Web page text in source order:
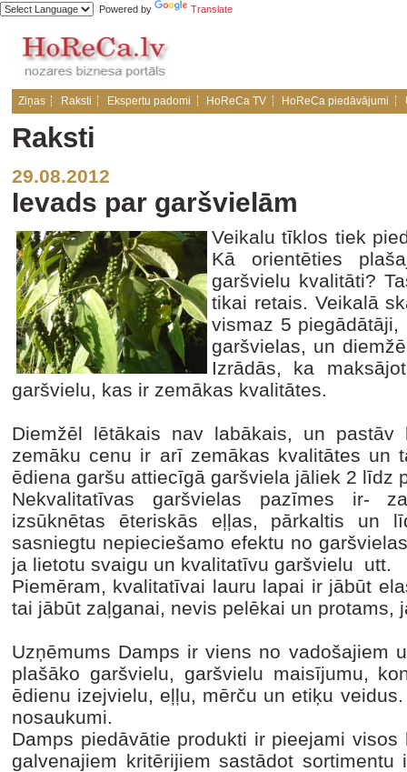
Powered by Translate
Ziņas Raksti Ekspertu padomi HoReCa TV HoReCa piedāvājumi
Raksti
29.08.2012
Ievads par garšvielām
Veikalu tīklos tiek
Kā orientēties
garšvielu kvalitāti?
tikai retais. Veikalā
vismaz 5
garšvielas, un
Izrādās, ka
garšvielu, kas ir zemākas kvalitātes.
Diemžēl lētākais nav labākais, un
zemāku cenu ir arī zemākas kvalitātes un
ēdiena garšu attiecīgā garšviela jāliek 2 līdz
Nekvalitatīvas garšvielas pazīmes ir-
izsūknētas ēteriskās eļļas, pārkaltis
sasniegtu nepieciešamo efektu no
ja lietotu svaigu un kvalitatīvu garšvielu utt.
Piemēram, kvalitatīvai lauru lapai ir jābūt
tai jābūt zaļganai, nevis pelēkai un protams,
Uzņēmums Damps ir viens no vadošajiem
plašāko garšvielu, garšvielu maisījumu,
ēdienu izejvielu, eļļu, mērču un etiķu
nosaukumi.
Damps piedāvātie produkti ir pieejami
galvenajiem kritērijiem sastādot